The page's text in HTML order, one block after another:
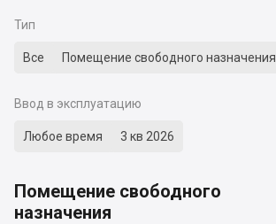
Тип
Все Помещение свободного назначения
Ввод в эксплуатацию
Любое время 3 кв 2026
Помещение свободного
назначения